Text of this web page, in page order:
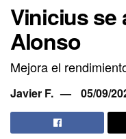
Vinicius se
Alonso
Mejora el
Javier F. 05/09/